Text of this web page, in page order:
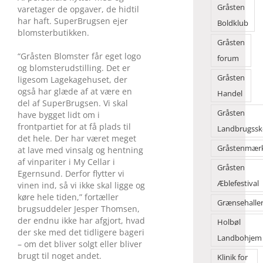
varetager de opgaver, de hidtil
har haft. SuperBrugsen ejer
blomsterbutikken.
“Gråsten Blomster får eget logo
og blomsterudstilling. Det er
ligesom Lagekagehuset, der
også har glæde af at være en
del af SuperBrugsen. Vi skal
have bygget lidt om i
frontpartiet for at få plads til
det hele. Der har været meget
at lave med vinsalg og hentning
af vinpariter i My Cellar i
Egernsund. Derfor flytter vi
vinen ind, så vi ikke skal ligge og
køre hele tiden,” fortæller
brugsuddeler Jesper Thomsen,
der endnu ikke har afgjort, hvad
der ske med det tidligere bageri
– om det bliver solgt eller bliver
brugt til noget andet.
Gråsten
Boldklub
Gråsten
forum
Gråsten
Handel
Gråsten
Gråsten
Æblefestival
Holbøl
Landbohjem
Klinik for